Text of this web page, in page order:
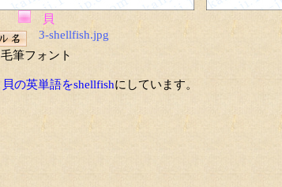
貝
3-shellfish.jpg
毛筆フォント
貝の英単語をshellfishにしています。